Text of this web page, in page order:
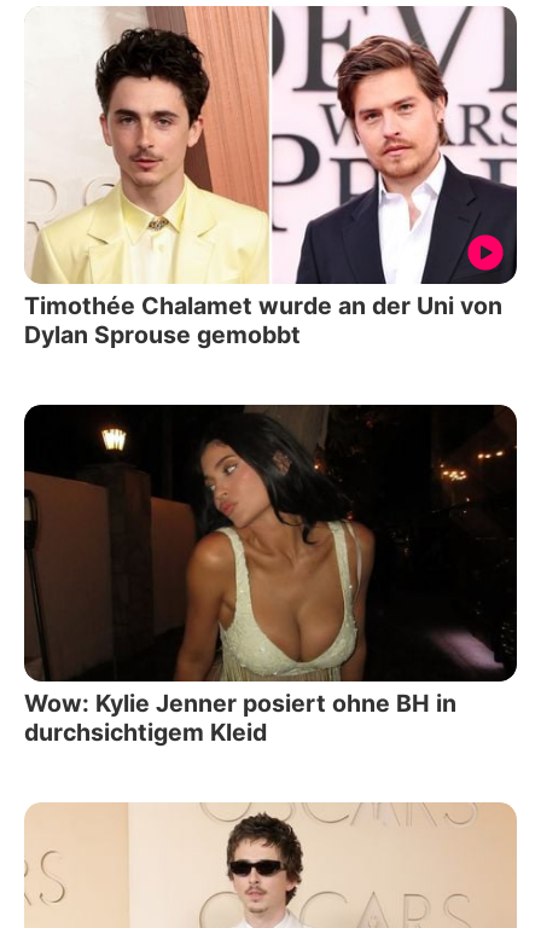
Timothée Chalamet wurde an der Uni von
Dylan Sprouse gemobbt
Wow: Kylie Jenner posiert ohne BH in
durchsichtigem Kleid